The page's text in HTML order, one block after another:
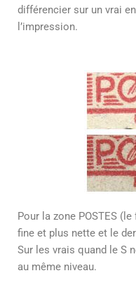
différencier sur un vrai
l’impression.
Pour la zone POSTES
fine et plus nette et le
Sur les vrais quand le S
au même niveau.